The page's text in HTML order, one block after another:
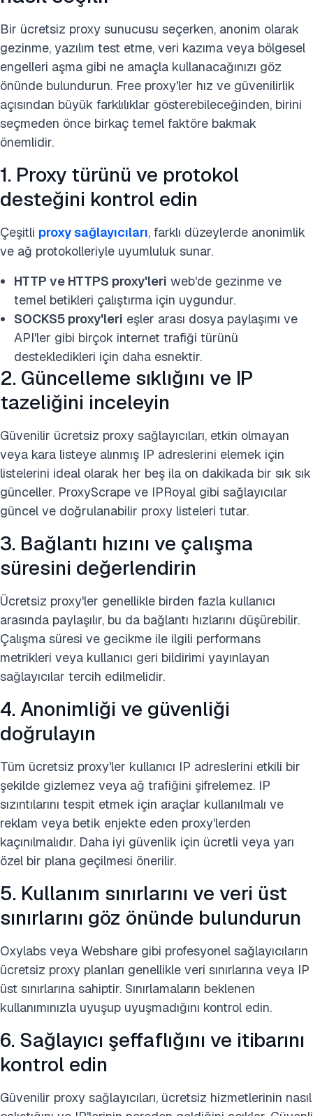
Bir ücretsiz proxy sunucusu seçerken, anonim olarak
gezinme, yazılım test etme, veri kazıma veya bölgesel
engelleri aşma gibi ne amaçla kullanacağınızı göz
önünde bulundurun. Free proxy'ler hız ve güvenilirlik
açısından büyük farklılıklar gösterebileceğinden, birini
seçmeden önce birkaç temel faktöre bakmak
önemlidir.
1. Proxy türünü ve protokol
desteğini kontrol edin
Çeşitli proxy sağlayıcıları, farklı düzeylerde anonimlik
ve ağ protokolleriyle uyumluluk sunar.
HTTP ve HTTPS proxy'leri web'de gezinme ve
temel betikleri çalıştırma için uygundur.
SOCKS5 proxy'leri eşler arası dosya paylaşımı ve
API'ler gibi birçok internet trafiği türünü
destekledikleri için daha esnektir.
2. Güncelleme sıklığını ve IP
tazeliğini inceleyin
Güvenilir ücretsiz proxy sağlayıcıları, etkin olmayan
veya kara listeye alınmış IP adreslerini elemek için
listelerini ideal olarak her beş ila on dakikada bir sık sık
günceller. ProxyScrape ve IPRoyal gibi sağlayıcılar
güncel ve doğrulanabilir proxy listeleri tutar.
3. Bağlantı hızını ve çalışma
süresini değerlendirin
Ücretsiz proxy'ler genellikle birden fazla kullanıcı
arasında paylaşılır, bu da bağlantı hızlarını düşürebilir.
Çalışma süresi ve gecikme ile ilgili performans
metrikleri veya kullanıcı geri bildirimi yayınlayan
sağlayıcılar tercih edilmelidir.
4. Anonimliği ve güvenliği
doğrulayın
Tüm ücretsiz proxy'ler kullanıcı IP adreslerini etkili bir
şekilde gizlemez veya ağ trafiğini şifrelemez. IP
sızıntılarını tespit etmek için araçlar kullanılmalı ve
reklam veya betik enjekte eden proxy'lerden
kaçınılmalıdır. Daha iyi güvenlik için ücretli veya yarı
özel bir plana geçilmesi önerilir.
5. Kullanım sınırlarını ve veri üst
sınırlarını göz önünde bulundurun
Oxylabs veya Webshare gibi profesyonel sağlayıcıların
ücretsiz proxy planları genellikle veri sınırlarına veya IP
üst sınırlarına sahiptir. Sınırlamaların beklenen
kullanımınızla uyuşup uyuşmadığını kontrol edin.
6. Sağlayıcı şeffaflığını ve itibarını
kontrol edin
Güvenilir proxy sağlayıcıları, ücretsiz hizmetlerinin nasıl